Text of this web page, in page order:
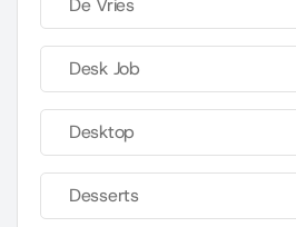
De Vries
Desk Job
Desktop
Desserts